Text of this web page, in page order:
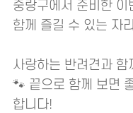
중랑구에서 준비한 이
함께 즐길 수 있는 자
사랑하는 반려견과 함
🐾 끝으로 함께 보면
합니다!